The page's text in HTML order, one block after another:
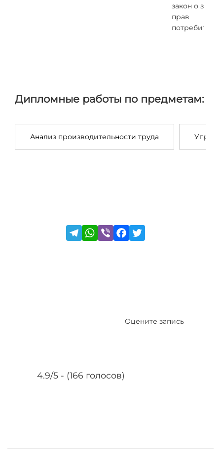
закон о
прав
Дипломные работы по предметам:
Анализ производительности труда
4.9/5 - (166 голосов)
Оцените запись